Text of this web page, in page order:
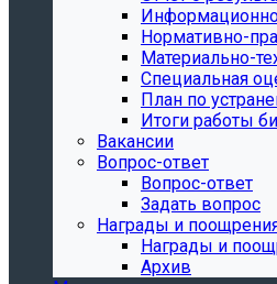
Нормативно-
Материально-
Специальная
План по
Итоги работы
Вакансии
Вопрос-ответ
Вопрос-ответ
Задать вопрос
Награды и
Награды и
Архив